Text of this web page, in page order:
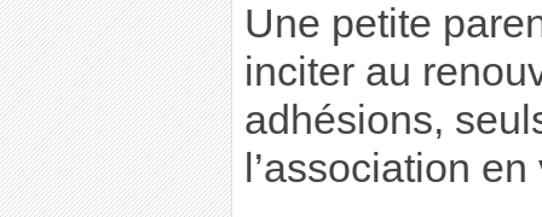
Une petite
inciter au
adhésions,
l’association